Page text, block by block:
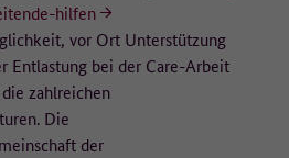
hilfen
vor Ort Unterstützung
Entlastung bei der Care-Arbeit
zahlreichen
Die
der